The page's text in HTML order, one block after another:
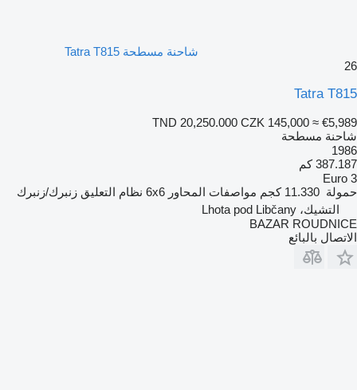
شاحنة مسطحة Tatra T815
26
Tatra T815
TND 20,250.000 CZK 145,000 ≈ €5,989
شاحنة مسطحة
1986
387.187 كم
Euro 3
حمولة 11.330 كجم مواصفات المحاور 6x6 نظام التعليق زنبرك/زنبرك
التشيك، Lhota pod Libčany
BAZAR ROUDNICE
الاتصال بالبائع